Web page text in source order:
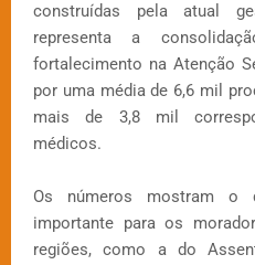
construídas pela atual
representa a
fortalecimento na Atenção
por uma média de 6,6 mil
mais de 3,8 mil
médicos.
Os números mostram o
importante para os
regiões, como a do